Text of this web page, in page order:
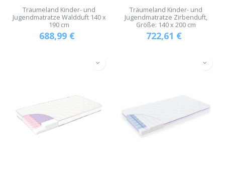
Träumeland Kinder- und
Jugendmatratze Waldduft 140 x
190 cm
688,99 €
Träumeland Kinder- und
Jugendmatratze Zirbenduft,
Größe: 140 x 200 cm
722,61 €